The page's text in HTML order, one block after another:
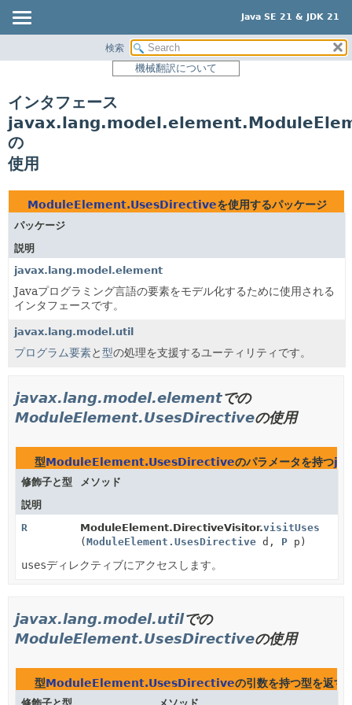
Java SE 21 & JDK 21
パッケージ
クラス
使用
ツリー
新規
非推奨
索引
ヘルプ
検索
機械翻訳について
インタフェース
の
使用
ModuleElement.UsesDirectiveを使用するパッケージ
パッケージ
説明
javax.lang.model.element
Javaプログラミング言語の要素をモデル化するために使用される
インタフェースです。
javax.lang.model.util
プログラム要素と型の処理を支援するユーティリティです。
javax.lang.model.elementでの
ModuleElement.UsesDirectiveの使用
型ModuleElement.UsesDirectiveのパラメータを持つ
修飾子と型
メソッド
説明
R
ModuleElement.DirectiveVisitor.visitUses
(ModuleElement.UsesDirective d, P p)
usesディレクティブにアクセスします。
javax.lang.model.utilでの
ModuleElement.UsesDirectiveの使用
型ModuleElement.UsesDirectiveの引数を持つ型を返す